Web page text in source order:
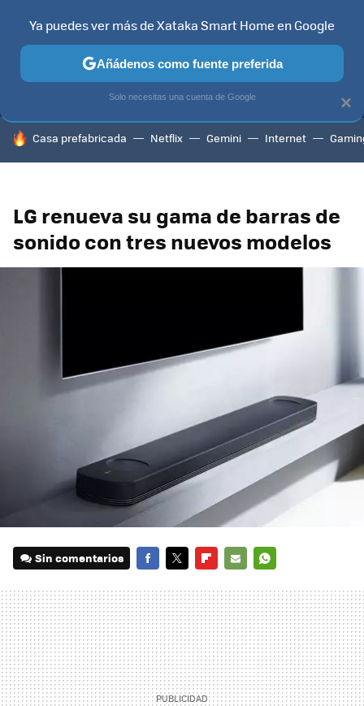
MENÚ NUEVO
CONTENIDOS SMART TV
HOY SE HABLA DE
Casa prefabricada Netflix Gemini Internet
LG renueva su gama de barras de
sonido con tres nuevos modelos
Sin comentarios
MAIL
×
Ya puedes ver más de Xataka Smart Home en Google
Añádenos como fuente preferida
Solo necesitas una cuenta de Google